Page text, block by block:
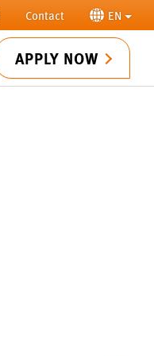
Contact EN
APPLY NOW